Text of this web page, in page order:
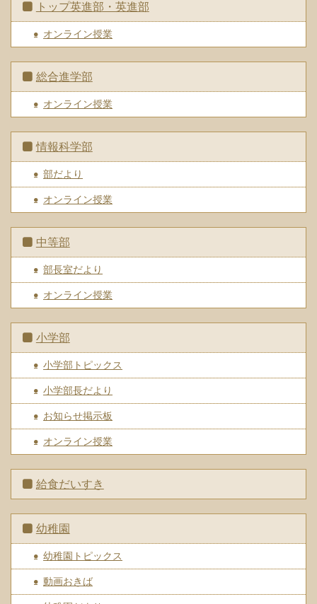
トップ英進部・英進部
オンライン授業
総合進学部
オンライン授業
情報科学部
部だより
オンライン授業
中等部
部長室だより
オンライン授業
小学部
小学部トピックス
小学部長だより
お知らせ掲示板
オンライン授業
給食だいすき
幼稚園
幼稚園トピックス
動画おきば